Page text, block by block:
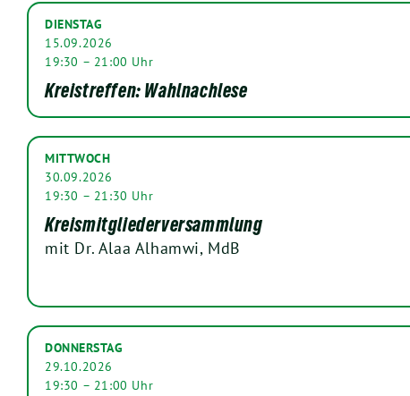
DIENSTAG
15.09.2026
19:30 – 21:00 Uhr
Kreistreffen: Wahlnachlese
MITTWOCH
30.09.2026
19:30 – 21:30 Uhr
Kreismitgliederversammlung
mit Dr. Alaa Alhamwi, MdB
DONNERSTAG
29.10.2026
19:30 – 21:00 Uhr